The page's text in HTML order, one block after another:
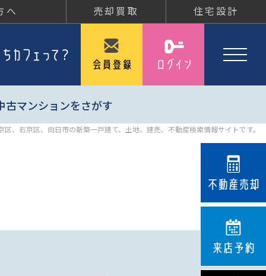
へ 売却買取 住宅設計
古マンションをさがす
、右京区、向日市の新築一戸建て、土地、建売、不動産検索情報サイトです。